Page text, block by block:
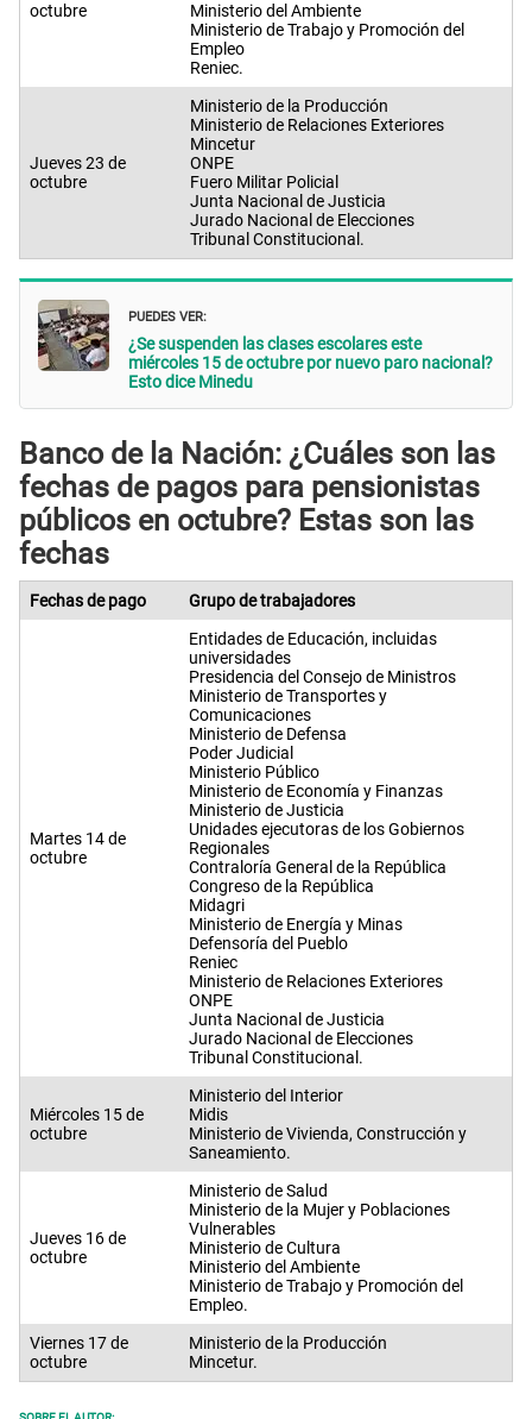
octubre
Ministerio del Ambiente
Ministerio de Trabajo y Promoción del
Empleo
Reniec.
Jueves 23 de
octubre
Ministerio de la Producción
Ministerio de Relaciones Exteriores
Mincetur
ONPE
Fuero Militar Policial
Junta Nacional de Justicia
Jurado Nacional de Elecciones
Tribunal Constitucional.
PUEDES VER:
¿Se suspenden las clases escolares este
miércoles 15 de octubre por nuevo paro nacional?
Esto dice Minedu
Banco de la Nación: ¿Cuáles son las
fechas de pagos para pensionistas
públicos en octubre? Estas son las
fechas
Fechas de pago Grupo de trabajadores
Martes 14 de
octubre
Entidades de Educación, incluidas
universidades
Presidencia del Consejo de Ministros
Ministerio de Transportes y
Comunicaciones
Ministerio de Defensa
Poder Judicial
Ministerio Público
Ministerio de Economía y Finanzas
Ministerio de Justicia
Unidades ejecutoras de los Gobiernos
Regionales
Contraloría General de la República
Congreso de la República
Midagri
Ministerio de Energía y Minas
Defensoría del Pueblo
Reniec
Ministerio de Relaciones Exteriores
ONPE
Junta Nacional de Justicia
Jurado Nacional de Elecciones
Tribunal Constitucional.
Miércoles 15 de
octubre
Ministerio del Interior
Midis
Ministerio de Vivienda, Construcción y
Saneamiento.
Jueves 16 de
octubre
Ministerio de Salud
Ministerio de la Mujer y Poblaciones
Vulnerables
Ministerio de Cultura
Ministerio del Ambiente
Ministerio de Trabajo y Promoción del
Empleo.
Viernes 17 de
octubre
Ministerio de la Producción
Mincetur.
SOBRE EL AUTOR: